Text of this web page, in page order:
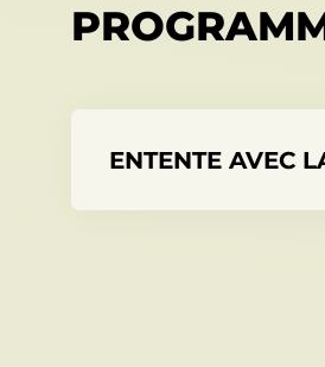
ENTENTE AVEC